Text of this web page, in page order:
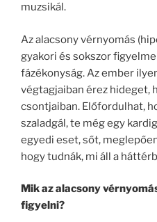
muzsikál.
Az alacsony vérnyomás
gyakori és sokszor
fázékonyság. Az ember
végtagjaiban érez hideget,
csontjaiban. Előfordulhat,
szaladgál, te még egy
egyedi eset, sőt,
hogy tudnák, mi áll a
Mik az alacsony
figyelni?